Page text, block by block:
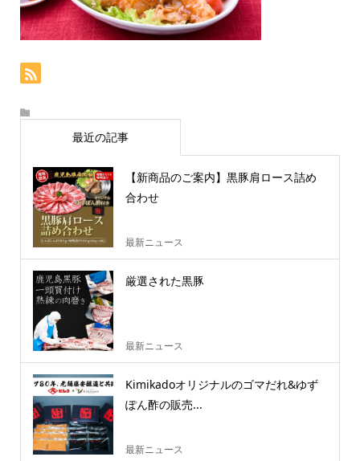
最近の記事
【新商品のご案内】黒豚肩ロース詰め
合わせ
最新ニュース
厳選された黒豚
最新ニュース
Kimikadoオリジナルのゴマだれ&ゆず
ぽん酢の販売...
最新ニュース